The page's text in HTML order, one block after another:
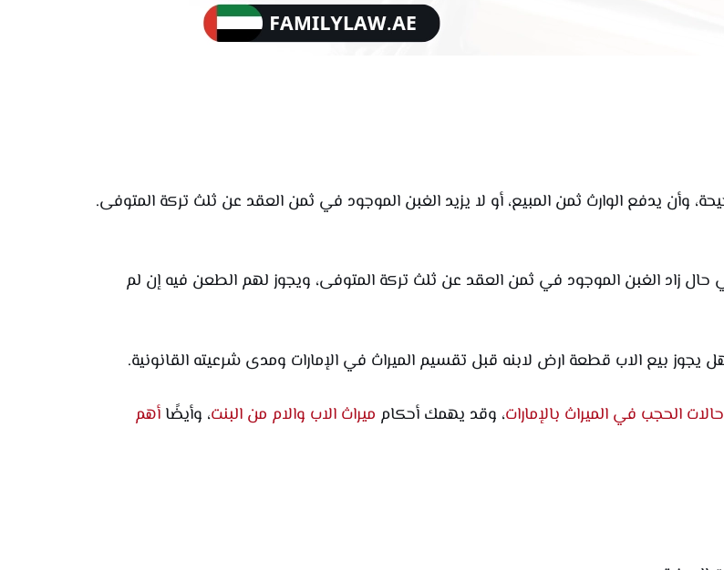
وأن يدفع الوارث ثمن المبيع، أو لا يزيد الغبن الموجود في ثمن العقد عن ثلث تركة المتوفى.
حال زاد الغبن الموجود في ثمن العقد عن ثلث تركة المتوفى، ويجوز لهم الطعن فيه إن لم
بيع الاب قطعة ارض لابنه قبل تقسيم الميراث في الإمارات ومدى شرعيته القانونية.
حالات الحجب في الميراث بالإمارات، وقد يهمك أحكام ميراث الاب والام من البنت، وأيضًا أهم